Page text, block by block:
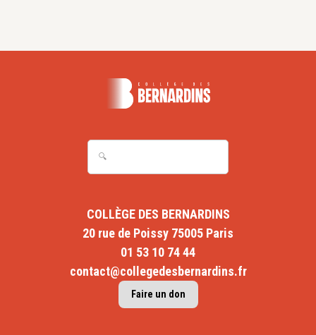
COLLÈGE DES BERNARDINS
20 rue de Poissy 75005 Paris
01 53 10 74 44
contact@collegedesbernardins.fr
Faire un don